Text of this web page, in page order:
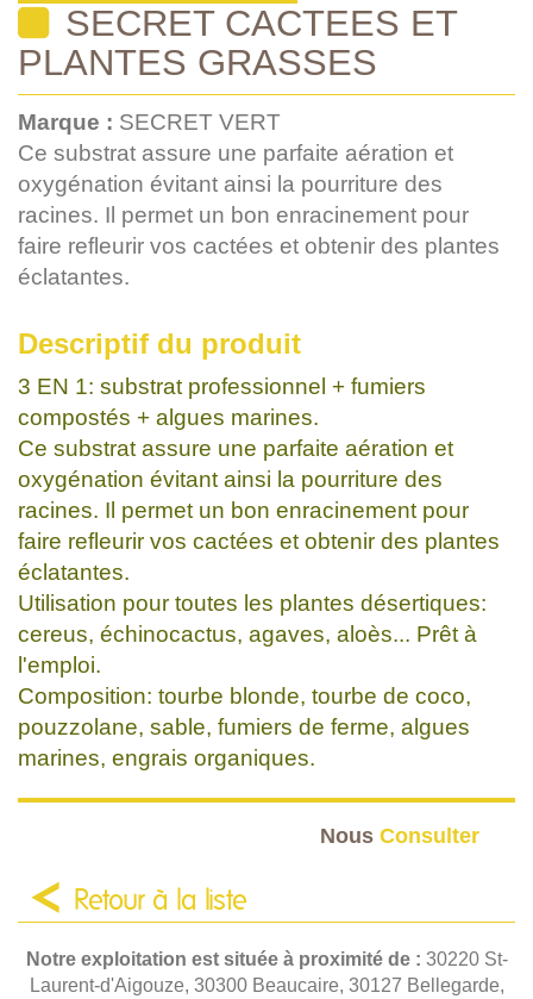
SECRET CACTEES ET
PLANTES GRASSES
Marque : SECRET VERT
Ce substrat assure une parfaite aération et
oxygénation évitant ainsi la pourriture des
racines. Il permet un bon enracinement pour
faire refleurir vos cactées et obtenir des plantes
éclatantes.
Descriptif du produit
3 EN 1: substrat professionnel + fumiers
compostés + algues marines.
Ce substrat assure une parfaite aération et
oxygénation évitant ainsi la pourriture des
racines. Il permet un bon enracinement pour
faire refleurir vos cactées et obtenir des plantes
éclatantes.
Utilisation pour toutes les plantes désertiques:
cereus, échinocactus, agaves, aloès... Prêt à
l'emploi.
Composition: tourbe blonde, tourbe de coco,
pouzzolane, sable, fumiers de ferme, algues
marines, engrais organiques.
Nous Consulter
Retour à la liste
Notre exploitation est située à proximité de : 30220 St-
Laurent-d'Aigouze, 30300 Beaucaire, 30127 Bellegarde,